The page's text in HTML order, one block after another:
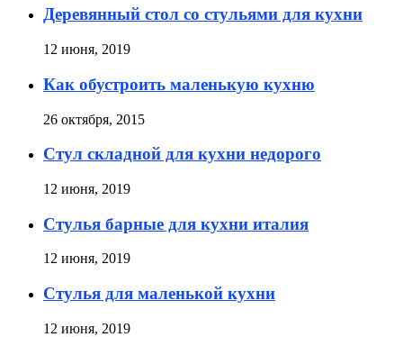
Деревянный стол со стульями для кухни
12 июня, 2019
Как обустроить маленькую кухню
26 октября, 2015
Стул складной для кухни недорого
12 июня, 2019
Стулья барные для кухни италия
12 июня, 2019
Стулья для маленькой кухни
12 июня, 2019